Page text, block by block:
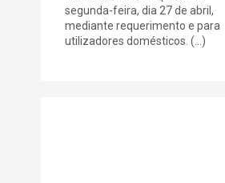
segunda-feira, dia 27 de abril,
mediante requerimento e para
utilizadores domésticos. (...)